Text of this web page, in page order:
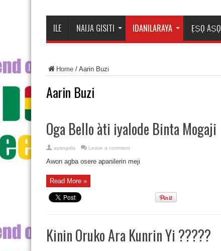
ILE NAIJA GISITI IDANILARAYA ẸṢỌ AṢỌ
Home / Aarin Buzi
Aarin Buzi
Oga Bello àti iyalode Binta Mogaji
ayangalu Leave a comment
Awon agba osere apanilerin meji
Read More »
Kinin Oruko Ara Kunrin Yi ?????